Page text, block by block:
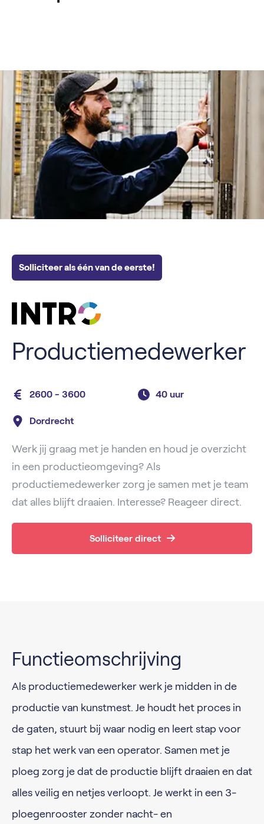
Solliciteer als één van de eerste!
Productiemedewerker
2600 - 3600 40 uur
Dordrecht
Werk jij graag met je handen en houd je overzicht
in een productieomgeving? Als
productiemedewerker zorg je samen met je team
dat alles blijft draaien. Interesse? Reageer direct.
Solliciteer direct
Functieomschrijving
Als productiemedewerker werk je midden in de
productie van kunstmest. Je houdt het proces in
de gaten, stuurt bij waar nodig en leert stap voor
stap het werk van een operator. Samen met je
ploeg zorg je dat de productie blijft draaien en dat
alles veilig en netjes verloopt. Je werkt in een 3-
ploegenrooster zonder nacht- en